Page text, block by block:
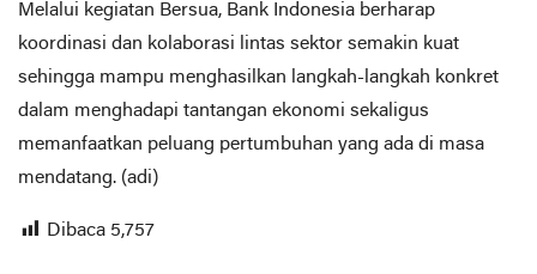
Melalui kegiatan Bersua, Bank Indonesia berharap
koordinasi dan kolaborasi lintas sektor semakin kuat
sehingga mampu menghasilkan langkah-langkah konkret
dalam menghadapi tantangan ekonomi sekaligus
memanfaatkan peluang pertumbuhan yang ada di masa
mendatang. (adi)
Dibaca 5,757